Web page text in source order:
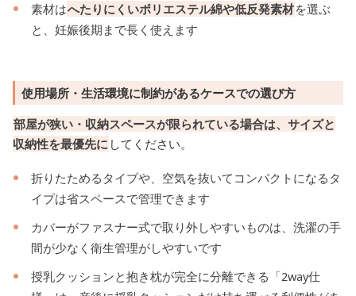
素材はへたりにくいポリエステル綿や低反発素材を選ぶ
と、妊娠後期まで長く使えます
使用場所・生活環境に制約があるケースでの選び方
部屋が狭い・収納スペースが限られている場合は、サイズと
収納性を最優先に してください。
折りたためるタイプや、空気を抜いてコンパクトになるタ
イプは省スペースで管理できます
カバーがファスナー式で取り外しやすいものは、洗濯の手
間が少なく衛生管理がしやすいです
授乳クッションと抱き枕が完全に分離できる「2way仕